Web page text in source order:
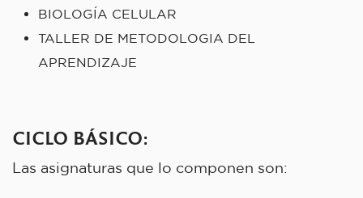
BIOLOGÍA CELULAR
TALLER DE METODOLOGIA DEL
APRENDIZAJE
CICLO BÁSICO:
Las asignaturas que lo componen son: